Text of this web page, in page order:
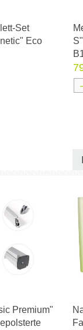
Set
Eco
Premium"